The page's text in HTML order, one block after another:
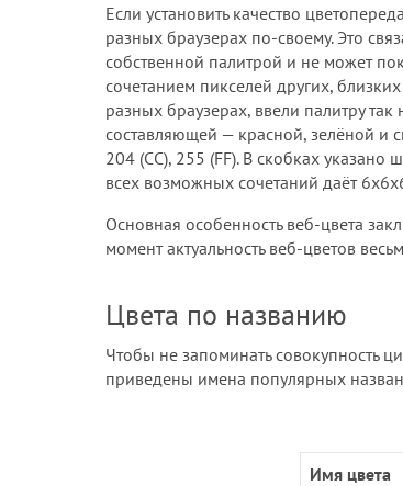
Если установить качество
разных браузерах по-своему. Это
собственной палитрой и не может
сочетанием пикселей других,
разных браузерах, ввели палитру
составляющей — красной, зелёной и
204 (CC), 255 (FF). В скобках
всех возможных сочетаний даёт
Основная особенность веб-цвета
момент актуальность веб-цветов
Цвета по названию
Чтобы не запоминать совокупность
приведены имена популярных
Имя цвета